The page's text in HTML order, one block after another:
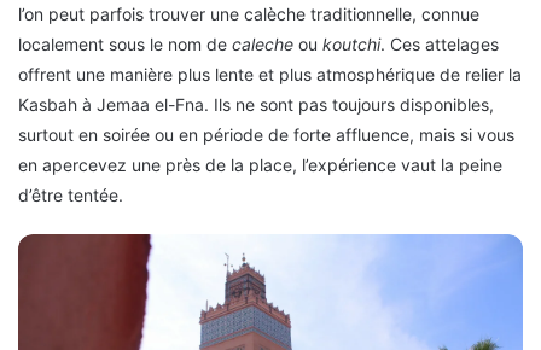
l’on peut parfois trouver une calèche traditionnelle, connue
localement sous le nom de caleche ou koutchi. Ces attelages
offrent une manière plus lente et plus atmosphérique de relier la
Kasbah à Jemaa el-Fna. Ils ne sont pas toujours disponibles,
surtout en soirée ou en période de forte affluence, mais si vous
en apercevez une près de la place, l’expérience vaut la peine
d’être tentée.